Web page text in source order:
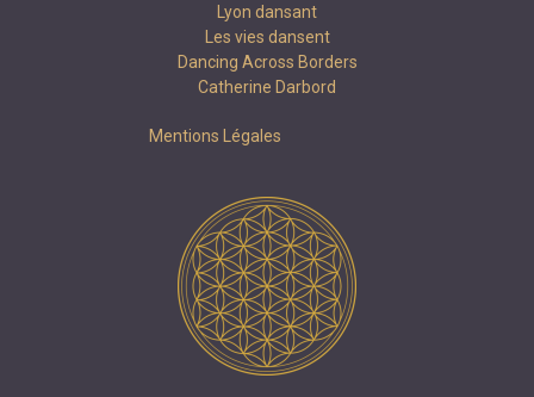
Lyon dansant
Les vies dansent
Dancing Across Borders
Catherine Darbord
Mentions Légales